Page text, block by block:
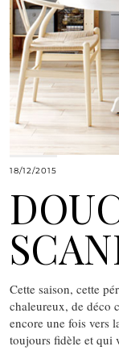
18/12/2015
Cette saison, cette
chaleureux, de déco
encore une fois vers
toujours fidèle et qui